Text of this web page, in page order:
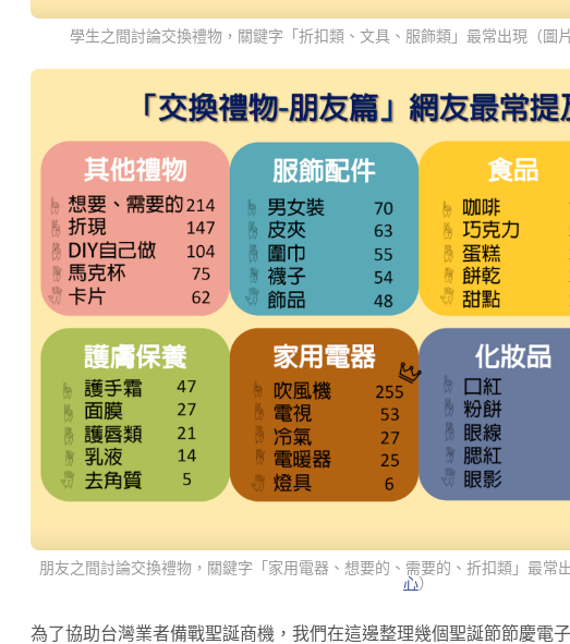
學生之間討論交換禮物，關鍵字「折扣類、文具、服飾類」最常出現（圖
朋友之間討論交換禮物，關鍵字「家用電器、想要的、需要的、折扣類」最常
心）
為了協助台灣業者備戰聖誕商機，我們在這邊整理幾個聖誕節節慶電